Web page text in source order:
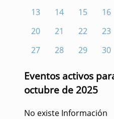
13
14 15 16
20
21 22 23
27
28 29 30
Eventos activos
octubre de 2025
No existe Información